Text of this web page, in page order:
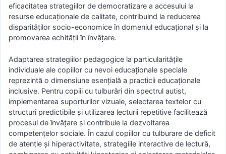
eficacitatea strategiilor de democratizare a accesului la
resurse educaționale de calitate, contribuind la reducerea
disparităților socio-economice în domeniul educațional și la
promovarea echității în învățare.
Adaptarea strategiilor pedagogice la particularitățile
individuale ale copiilor cu nevoi educaționale speciale
reprezintă o dimensiune esențială a practicii educaționale
inclusive. Pentru copiii cu tulburări din spectrul autist,
implementarea suporturilor vizuale, selectarea textelor cu
structuri predictibile și utilizarea lecturii repetitive facilitează
procesul de învățare și contribuie la dezvoltarea
competențelor sociale. În cazul copiilor cu tulburare de deficit
de atenție și hiperactivitate, strategiile interactive de lectură,